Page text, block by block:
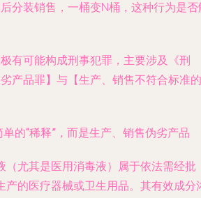
分装销售，一桶变N桶，这种行为是否
有可能构成刑事犯罪，主要涉及《刑
产品罪】与【生产、销售不符合标准的
的“稀释”，而是生产、销售伪劣产品
（尤其是医用消毒液）属于依法需经批
产的医疗器械或卫生用品。其有效成分